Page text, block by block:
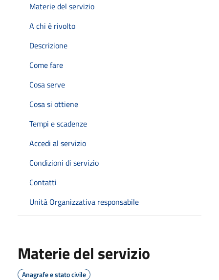
Materie del servizio
A chi è rivolto
Descrizione
Come fare
Cosa serve
Cosa si ottiene
Tempi e scadenze
Accedi al servizio
Condizioni di servizio
Contatti
Unità Organizzativa responsabile
Materie del servizio
Anagrafe e stato civile